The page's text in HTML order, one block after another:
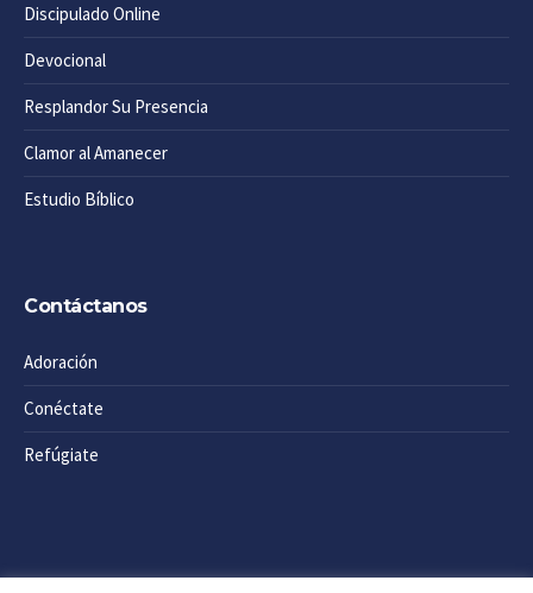
Discipulado Online
Devocional
Resplandor Su Presencia
Clamor al Amanecer
Estudio Bíblico
Contáctanos
Adoración
Conéctate
Refúgiate